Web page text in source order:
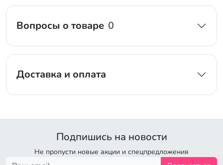
Вопросы о товаре 0
Доставка и оплата
Подпишись на новости
Не пропусти новые акции и спецпредложения